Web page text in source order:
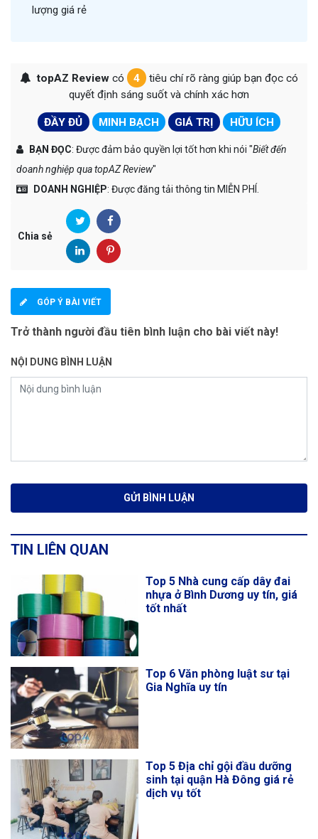
lượng giá rẻ
topAZ Reviewcó 4
tiêu chí rõ ràng giúp bạn đọc có
quyết định sáng suốt và chính xác hơn
ĐẦY ĐỦ MINH BẠCH GIÁ TRỊ HỮU ÍCH
BẠN ĐỌC: Được đảm bảo quyền lợi tốt hơn khi nói "Biết đến
doanh nghiệp qua topAZ Review"
DOANH NGHIỆP: Được đăng tải thông tin MIỄN PHÍ.
Chia sẻ
GÓP Ý BÀI VIẾT
Trở thành người đầu tiên bình luận cho bài viết này!
NỘI DUNG BÌNH LUẬN
TIN LIÊN QUAN
Top 5 Nhà cung cấp dây đai
nhựa ở Bình Dương uy tín, giá
tốt nhất
Top 6 Văn phòng luật sư tại
Gia Nghĩa uy tín
Top 5 Địa chỉ gội đầu dưỡng
sinh tại quận Hà Đông giá rẻ
dịch vụ tốt